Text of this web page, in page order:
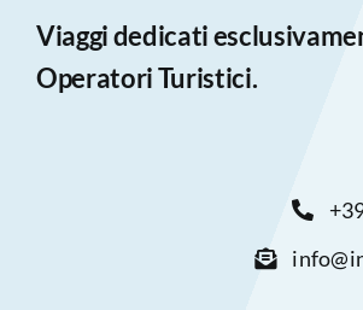
Viaggi dedicati
Operatori Turistici.